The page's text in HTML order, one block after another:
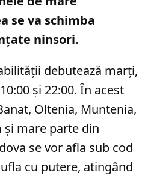
se va schimba
ninsori.
debutează marți,
și 22:00. În acest
Oltenia, Muntenia,
și mare parte din
se vor afla sub cod
cu putere, atingând